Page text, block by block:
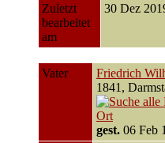
Zuletzt
bearbeitet
am
30 Dez
Vater Friedrich
1841,
gest. 06 Feb